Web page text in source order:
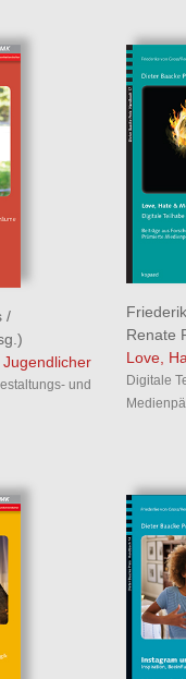
/
und
Renate
Love,
Digitale